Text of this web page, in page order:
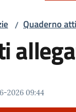
/ Quaderno
2026 09:44